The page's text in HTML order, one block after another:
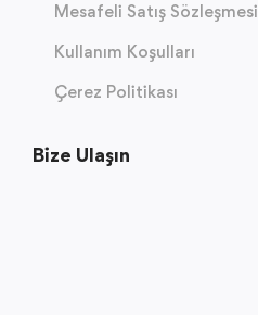
Mesafeli Satış Sözleşmesi
Kullanım Koşulları
Çerez Politikası
Bize Ulaşın